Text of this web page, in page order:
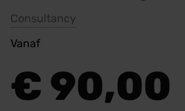
Consultancy
Vanaf
€ 90,00